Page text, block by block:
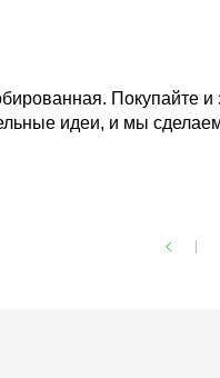
Покупайте и
идеи, и мы